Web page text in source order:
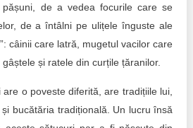
de stat
mai proaste politici locale din
de a vedea focurile care se
de a întâlni pe ulițele înguste ale
câinii care latră, mugetul vacilor care
și ratele din curțile țăranilor.
o poveste diferită, are tradițiile lui,
bucătăria tradițională. Un lucru însă